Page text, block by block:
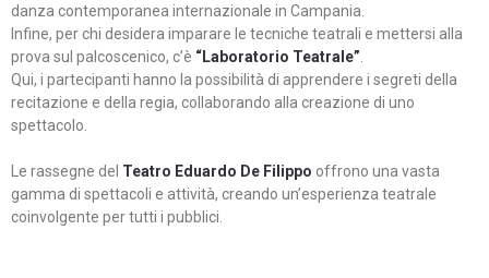
danza contemporanea internazionale in Campania.
Infine, per chi desidera imparare le tecniche teatrali e mettersi alla
prova sul palcoscenico, c’è “Laboratorio Teatrale”
Qui, i partecipanti hanno la possibilità di apprendere i segreti della
recitazione e della regia, collaborando alla creazione di uno
spettacolo.
Le rassegne del Teatro Eduardo De Filippo offrono una vasta
gamma di spettacoli e attività, creando un’esperienza teatrale
coinvolgente per tutti i pubblici.